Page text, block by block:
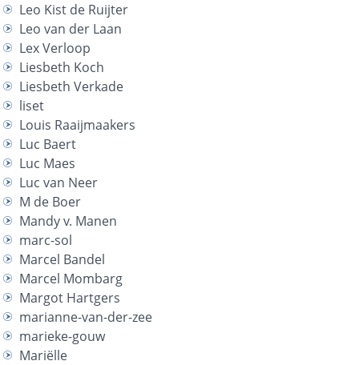
Leo Kist de Ruijter
Leo van der Laan
Lex Verloop
Liesbeth Koch
Liesbeth Verkade
liset
Louis Raaijmaakers
Luc Baert
Luc Maes
Luc van Neer
M de Boer
Mandy v. Manen
marc-sol
Marcel Bandel
Marcel Mombarg
Margot Hartgers
marianne-van-der-zee
marieke-gouw
Mariëlle